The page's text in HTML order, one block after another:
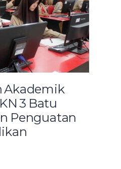
Akademik
3 Batu
Penguatan